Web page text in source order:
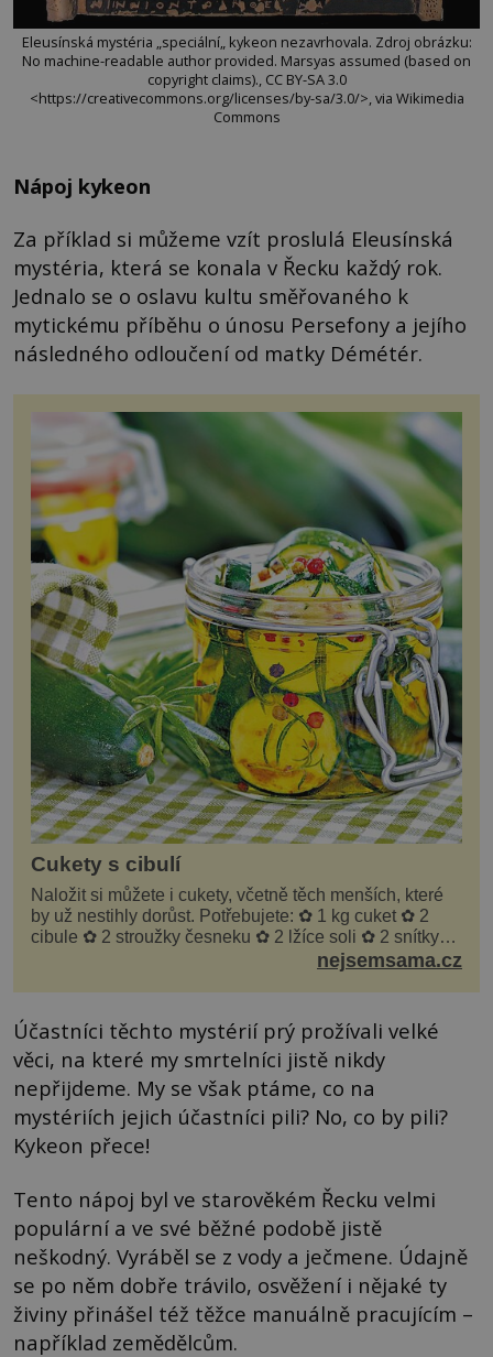
Eleusínská mystéria „speciální„ kykeon nezavrhovala. Zdroj obrázku:
No machine-readable author provided. Marsyas assumed (based on
copyright claims)., CC BY-SA 3.0
<https://creativecommons.org/licenses/by-sa/3.0/>, via Wikimedia
Commons
Nápoj kykeon
Za příklad si můžeme vzít proslulá Eleusínská
mystéria, která se konala v Řecku každý rok.
Jednalo se o oslavu kultu směřovaného k
mytickému příběhu o únosu Persefony a jejího
následného odloučení od matky Démétér.
Cukety s cibulí
Naložit si můžete i cukety, včetně těch menších, které
by už nestihly dorůst. Potřebujete: ✿ 1 kg cuket ✿ 2
cibule ✿ 2 stroužky česneku ✿ 2 lžíce soli ✿ 2 snítky
kopru ✿ hrst petrželky Nálev: ✿ 400 m...nejsemsama.cz
Účastníci těchto mystérií prý prožívali velké
věci, na které my smrtelníci jistě nikdy
nepřijdeme. My se však ptáme, co na
mystériích jejich účastníci pili? No, co by pili?
Kykeon přece!
Tento nápoj byl ve starověkém Řecku velmi
populární a ve své běžné podobě jistě
neškodný. Vyráběl se z vody a ječmene. Údajně
se po něm dobře trávilo, osvěžení i nějaké ty
živiny přinášel též těžce manuálně pracujícím –
například zemědělcům.